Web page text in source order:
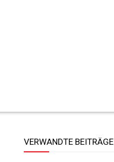
VERWANDTE BEITRÄGE